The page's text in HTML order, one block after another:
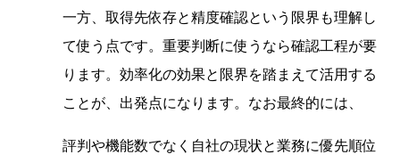
一方、取得先依存と精度確認という限界も理解し
て使う点です。重要判断に使うなら確認工程が要
ります。効率化の効果と限界を踏まえて活用する
ことが、出発点になります。なお最終的には、
評判や機能数でなく自社の現状と業務に優先順位